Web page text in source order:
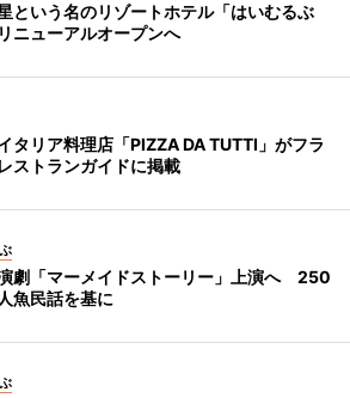
という名のリゾートホテル「はいむるぶ
ニューアルオープンへ
タリア料理店「PIZZA DA TUTTI」がフラ
ストランガイドに掲載
劇「マーメイドストーリー」上演へ 250
魚民話を基に